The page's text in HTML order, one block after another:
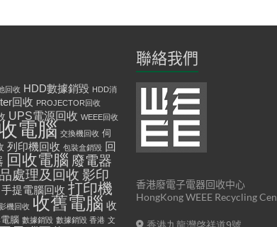
回收 HDD數據銷毀 HDD消
回收 PROJECTOR回收
UPS電源回收 WEEE回收
電腦 交換機回收 伺
列印機回收 包裝盒銷毀 回
回收電腦 廢電器
處理及回收 影印
手提電腦回收 打印機
機回收 收舊電腦 收
腦 數據銷毀 數據銷毀 香港 文
聯絡我們
香港廢電子電器回收中心
HongKong WEEE Recycling